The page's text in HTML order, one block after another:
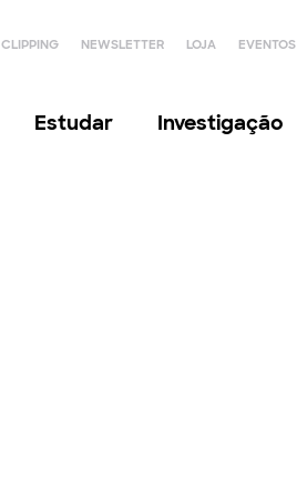
CLIPPING NEWSLETTER LOJA EVENTOS
Estudar Investigação